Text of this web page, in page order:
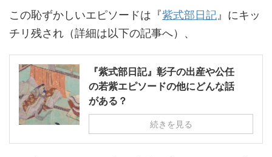
この恥ずかしいエピソードは『紫式部日記 』にキッ
チリ残され（詳細は以下の記事へ）、
『紫式部日記』彰子の出産や公任
の若紫エピソードの他にどんな話
がある？
続きを見る